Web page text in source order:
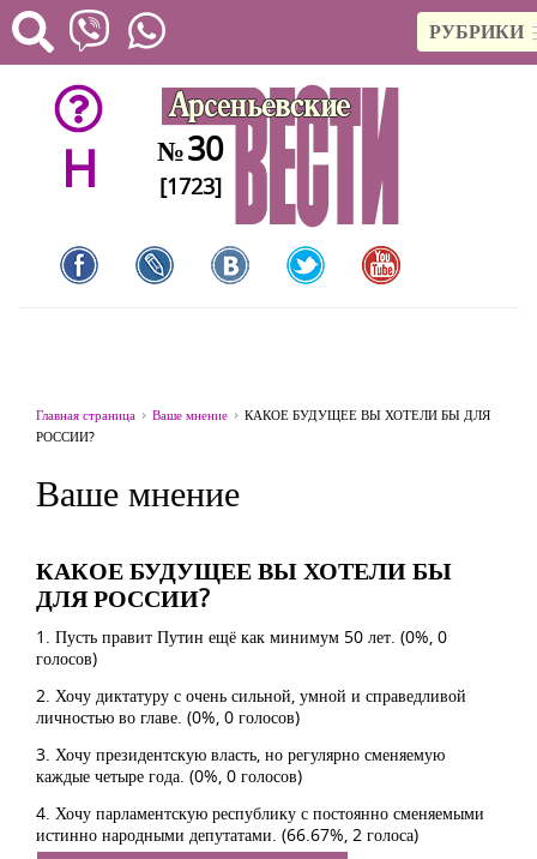
РУБРИКИ
H №30
[1723]
Главная страница Ваше мнение
КАКОЕ БУДУЩЕЕ ВЫ ХОТЕЛИ БЫ ДЛЯ
РОССИИ?
Ваше мнение
КАКОЕ БУДУЩЕЕ ВЫ ХОТЕЛИ БЫ
ДЛЯ РОССИИ?
1. Пусть правит Путин ещё как минимум 50 лет. (0%, 0
голосов)
2. Хочу диктатуру с очень сильной, умной и справедливой
личностью во главе. (0%, 0 голосов)
3. Хочу президентскую власть, но регулярно сменяемую
каждые четыре года. (0%, 0 голосов)
4. Хочу парламентскую республику с постоянно сменяемыми
истинно народными депутатами. (66.67%, 2 голоса)